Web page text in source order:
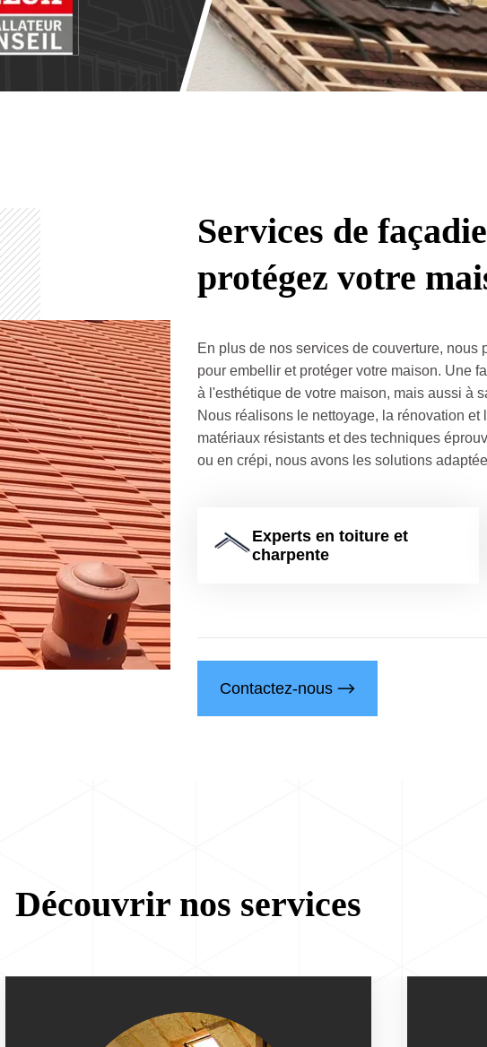
Services de
protégez votre
En plus de nos services de couverture,
pour embellir et protéger votre maison. Une
à l'esthétique de votre maison, mais aussi à
Nous réalisons le nettoyage, la rénovation
matériaux résistants et des techniques
ou en crépi, nous avons les solutions
Experts en toiture et
charpente
Contactez-nous
Découvrir nos services